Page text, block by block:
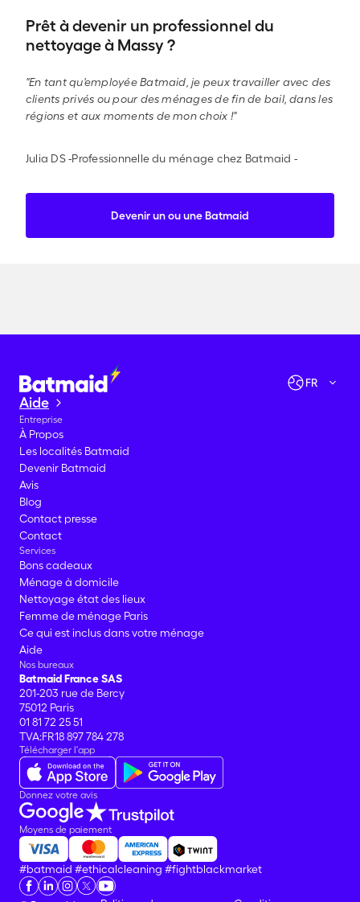
Prêt à devenir un professionnel du
nettoyage à Massy ?
"En tant qu'employée Batmaid, je peux travailler avec des
clients privés ou pour des ménages de fin de bail, dans les
régions et aux moments de mon choix !"
Julia DS -Professionnelle du ménage chez Batmaid -
Devenir un ou une Batmaid
FR
Aide
Entreprise
À Propos
Les localités Batmaid
Devenir Batmaid
Avis
Blog
Contact presse
Contact
Services
Bons cadeaux
Ménage à domicile
Nettoyage état des lieux
Femme de ménage Paris
Ce qui est inclus dans votre ménage
Aide
Nos bureaux
Batmaid France SAS
201-203 rue de Bercy
75012 Paris
01 81 72 25 51
TVA:FR18 897 784 278
Télécharger l'app
Donnez votre avis
Moyens de paiement
#batmaid #ethicalcleaning #fightblackmarket